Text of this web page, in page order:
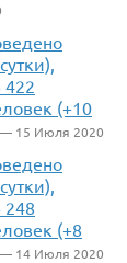
422
(+10
— 15 Июля 2020
248
(+8
— 14 Июля 2020